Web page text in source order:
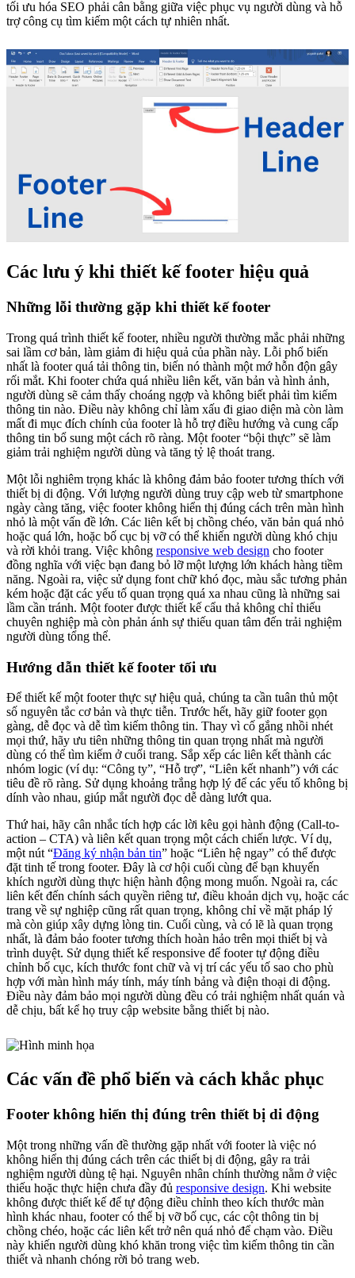
tối ưu hóa SEO phải cân bằng giữa việc phục vụ người dùng và hỗ
trợ công cụ tìm kiếm một cách tự nhiên nhất.
Các lưu ý khi thiết kế footer hiệu quả
Những lỗi thường gặp khi thiết kế footer
Trong quá trình thiết kế footer, nhiều người thường mắc phải những
sai lầm cơ bản, làm giảm đi hiệu quả của phần này. Lỗi phổ biến
nhất là footer quá tải thông tin, biến nó thành một mớ hỗn độn gây
rối mắt. Khi footer chứa quá nhiều liên kết, văn bản và hình ảnh,
người dùng sẽ cảm thấy choáng ngợp và không biết phải tìm kiếm
thông tin nào. Điều này không chỉ làm xấu đi giao diện mà còn làm
mất đi mục đích chính của footer là hỗ trợ điều hướng và cung cấp
thông tin bổ sung một cách rõ ràng. Một footer “bội thực” sẽ làm
giảm trải nghiệm người dùng và tăng tỷ lệ thoát trang.
Một lỗi nghiêm trọng khác là không đảm bảo footer tương thích với
thiết bị di động. Với lượng người dùng truy cập web từ smartphone
ngày càng tăng, việc footer không hiển thị đúng cách trên màn hình
nhỏ là một vấn đề lớn. Các liên kết bị chồng chéo, văn bản quá nhỏ
hoặc quá lớn, hoặc bố cục bị vỡ có thể khiến người dùng khó chịu
và rời khỏi trang. Việc không responsive web design cho footer
đồng nghĩa với việc bạn đang bỏ lỡ một lượng lớn khách hàng tiềm
năng. Ngoài ra, việc sử dụng font chữ khó đọc, màu sắc tương phản
kém hoặc đặt các yếu tố quan trọng quá xa nhau cũng là những sai
lầm cần tránh. Một footer được thiết kế cẩu thả không chỉ thiếu
chuyên nghiệp mà còn phản ánh sự thiếu quan tâm đến trải nghiệm
người dùng tổng thể.
Hướng dẫn thiết kế footer tối ưu
Để thiết kế một footer thực sự hiệu quả, chúng ta cần tuân thủ một
số nguyên tắc cơ bản và thực tiễn. Trước hết, hãy giữ footer gọn
gàng, dễ đọc và dễ tìm kiếm thông tin. Thay vì cố gắng nhồi nhét
mọi thứ, hãy ưu tiên những thông tin quan trọng nhất mà người
dùng có thể tìm kiếm ở cuối trang. Sắp xếp các liên kết thành các
nhóm logic (ví dụ: “Công ty”, “Hỗ trợ”, “Liên kết nhanh”) với các
tiêu đề rõ ràng. Sử dụng khoảng trắng hợp lý để các yếu tố không bị
dính vào nhau, giúp mắt người đọc dễ dàng lướt qua.
Thứ hai, hãy cân nhắc tích hợp các lời kêu gọi hành động (Call-to-
action – CTA) và liên kết quan trọng một cách chiến lược. Ví dụ,
một nút “Đăng ký nhận bản tin” hoặc “Liên hệ ngay” có thể được
đặt tinh tế trong footer. Đây là cơ hội cuối cùng để bạn khuyến
khích người dùng thực hiện hành động mong muốn. Ngoài ra, các
liên kết đến chính sách quyền riêng tư, điều khoản dịch vụ, hoặc các
trang về sự nghiệp cũng rất quan trọng, không chỉ về mặt pháp lý
mà còn giúp xây dựng lòng tin. Cuối cùng, và có lẽ là quan trọng
nhất, là đảm bảo footer tương thích hoàn hảo trên mọi thiết bị và
trình duyệt. Sử dụng thiết kế responsive để footer tự động điều
chỉnh bố cục, kích thước font chữ và vị trí các yếu tố sao cho phù
hợp với màn hình máy tính, máy tính bảng và điện thoại di động.
Điều này đảm bảo mọi người dùng đều có trải nghiệm nhất quán và
dễ chịu, bất kể họ truy cập website bằng thiết bị nào.
Các vấn đề phổ biến và cách khắc phục
Footer không hiển thị đúng trên thiết bị di động
Một trong những vấn đề thường gặp nhất với footer là việc nó
không hiển thị đúng cách trên các thiết bị di động, gây ra trải
nghiệm người dùng tệ hại. Nguyên nhân chính thường nằm ở việc
thiếu hoặc thực hiện chưa đầy đủ responsive design. Khi website
không được thiết kế để tự động điều chỉnh theo kích thước màn
hình khác nhau, footer có thể bị vỡ bố cục, các cột thông tin bị
chồng chéo, hoặc các liên kết trở nên quá nhỏ để chạm vào. Điều
này khiến người dùng khó khăn trong việc tìm kiếm thông tin cần
thiết và nhanh chóng rời bỏ trang web.